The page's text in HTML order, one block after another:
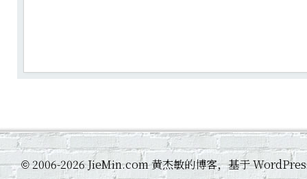
©2006-2026 JieMin.com 黄杰敏的博客，基于